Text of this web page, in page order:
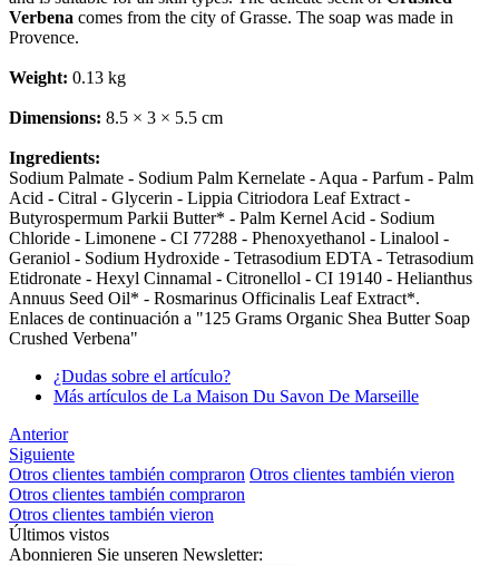
Verbena comes from the city of Grasse. The soap was made in
Provence.
Weight: 0.13 kg
Dimensions: 8.5 × 3 × 5.5 cm
Ingredients:
Sodium Palmate - Sodium Palm Kernelate - Aqua - Parfum - Palm
Acid - Citral - Glycerin - Lippia Citriodora Leaf Extract -
Butyrospermum Parkii Butter* - Palm Kernel Acid - Sodium
Chloride - Limonene - CI 77288 - Phenoxyethanol - Linalool -
Geraniol - Sodium Hydroxide - Tetrasodium EDTA - Tetrasodium
Etidronate - Hexyl Cinnamal - Citronellol - CI 19140 - Helianthus
Annuus Seed Oil* - Rosmarinus Officinalis Leaf Extract*.
Enlaces de continuación a "125 Grams Organic Shea Butter Soap
Crushed Verbena"
¿Dudas sobre el artículo?
Más artículos de La Maison Du Savon De Marseille
Anterior
Siguiente
Otros clientes también compraron Otros clientes también vieron
Otros clientes también compraron
Otros clientes también vieron
Últimos vistos
Abonnieren Sie unseren Newsletter: